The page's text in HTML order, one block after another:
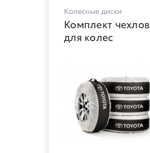
Колесные диски
Комплект чехлов
для колес